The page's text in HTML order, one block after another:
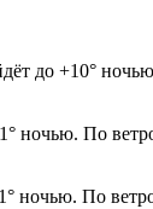
до +10°
ночью. По
ночью. По